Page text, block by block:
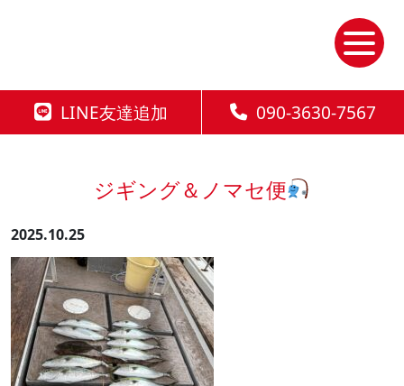
LINE友達追加 090-3630-7567
ジギング＆ノマセ便
2025.10.25